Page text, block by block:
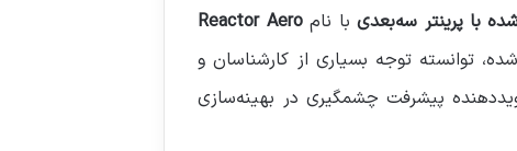
با پرینتر سه‌بعدیبا نامReactor Aero
توانسته توجه بسیاری از کارشناسان و
پیشرفت چشمگیری در بهینه‌سازی